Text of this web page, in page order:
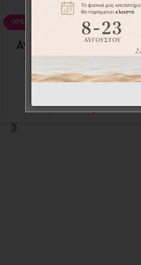
-19%
Αναμνηστικές κάρτες
12τεμ. – Milestones
cards
32,40€ 26,20€